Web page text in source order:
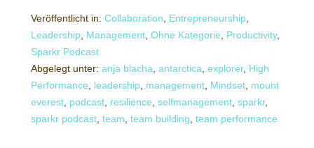
Veröffentlicht in: Collaboration Entrepreneurship
Leadership Management Ohne Kategorie Productivity,
Sparkr Podcast
Abgelegt unter: anja blacha antarctica explorer, High
Performance
leadership management Mindset mount
everest podcast resilience selfmanagement sparkr,
sparkr podcast team team building team performance